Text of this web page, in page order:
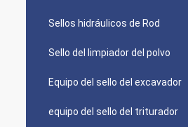
Sellos hidráulicos de Rod
Sello del limpiador del polvo
Equipo del sello del excavador
equipo del sello del triturador